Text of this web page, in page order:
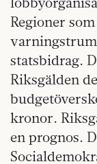
Regioner
statsbidrag.
Riksgälden
kronor.
en prognos.